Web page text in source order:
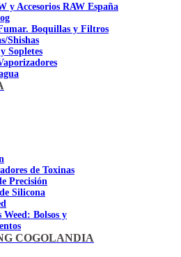
y Accesorios RAW España
Boquillas y Filtros
Shishas
Sopletes
liar
Fumadores
de Toxinas
Precisión
Silicona
Weed: Bolsos y
COGOLANDIA